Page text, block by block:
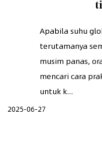
Apabila suhu
terutamanya
musim panas,
mencari cara
untuk k...
2025-06-27